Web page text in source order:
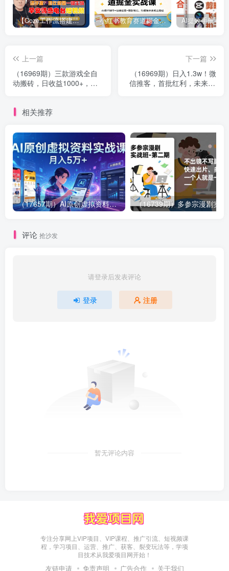
【Coze工作流搭建实操教程】【coze】早安情感电台日签视频还在手动做？用扣子工作流自动生成，省时90% 小红书教育赛道掘金实战课：AI课件制作+店铺运营+爆款笔记，打通知识变现全路径
上一篇
（16969期）三款游戏全自
动搬砖，日收益1000+，长
下一篇
（16969期）日入1.3w！微
信推客，首批红利，未来10
相关推荐
（17657期）AI原创虚拟资料实战课：2026新机会，小红书闲鱼开店，普通人用AI轻松变现，月入5万+
评论 抢沙发
请登录后发表评论
登录 注册
暂无评论内容
专注分享网上VIP项目、VIP课程、推广引流、短视频课
程，学习项目、运营、推广、获客、裂变玩法等，学项
目技术从我爱项目网开始！
友链申请 免责声明 广告合作 关于我们